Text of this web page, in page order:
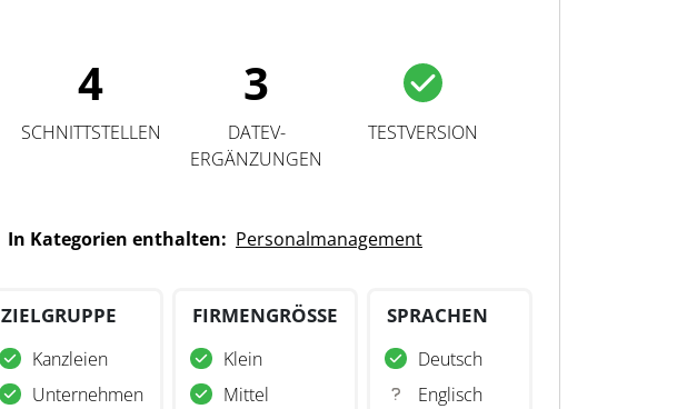
4
SCHNITTSTELLEN
3
DATEV-
ERGÄNZUNGEN
TESTVERSION
In Kategorien enthalten: Personalmanagement
ZIELGRUPPE
Kanzleien
Unternehmen
FIRMENGRÖSSE
Klein
Mittel
SPRACHEN
Deutsch
Englisch